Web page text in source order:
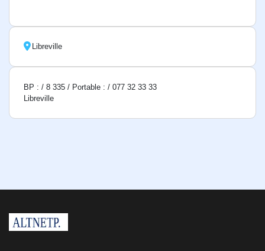
Libreville
BP : / 8 335 / Portable : / 077 32 33 33
Libreville